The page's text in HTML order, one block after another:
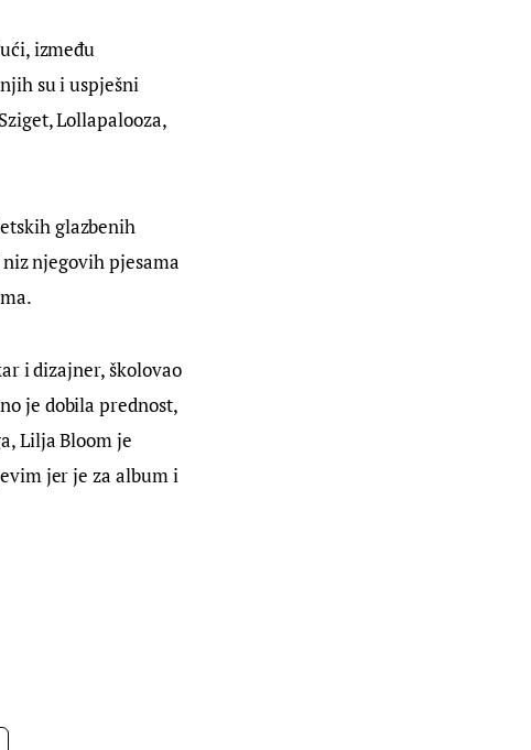
između
su i uspješni
Lollapalooza,
glazbenih
njegovih pjesama
i dizajner, školovao
je dobila prednost,
Lilja Bloom je
jer je za album i